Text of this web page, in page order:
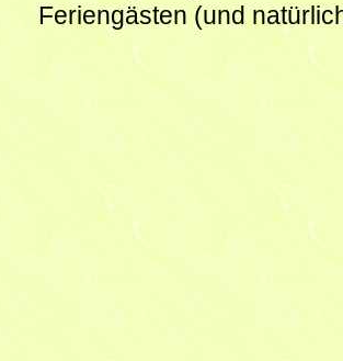
Feriengästen (und